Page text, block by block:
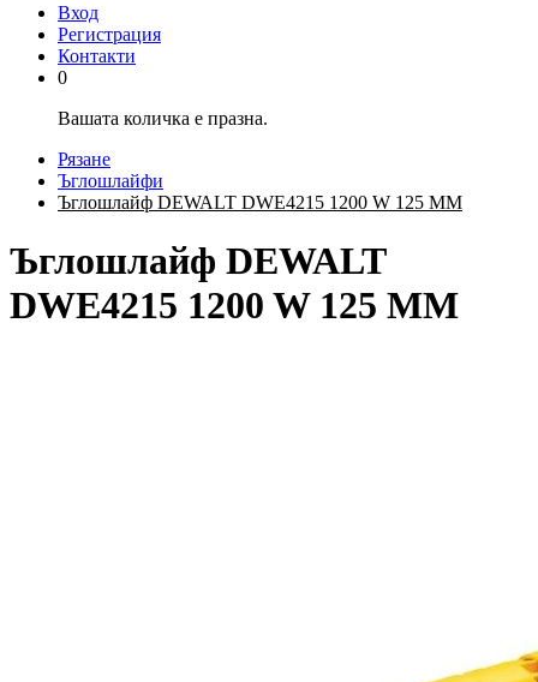
Вход
Регистрация
Контакти
0
Вашата количка е празна.
Рязане
Ъглошлайфи
Ъглошлайф DEWALT DWE4215 1200 W 125 ММ
Ъглошлайф DEWALT
DWE4215 1200 W 125 ММ